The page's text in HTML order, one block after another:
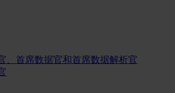
、首席数据官和首席数据解析官